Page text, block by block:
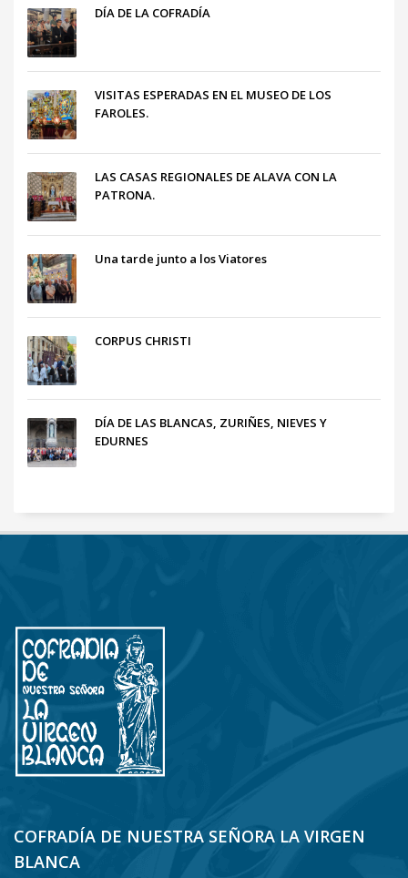
DÍA DE LA COFRADÍA
VISITAS ESPERADAS EN EL MUSEO DE LOS
FAROLES.
LAS CASAS REGIONALES DE ALAVA CON LA
PATRONA.
Una tarde junto a los Viatores
CORPUS CHRISTI
DÍA DE LAS BLANCAS, ZURIÑES, NIEVES Y
EDURNES
COFRADÍA DE NUESTRA SEÑORA LA VIRGEN
BLANCA